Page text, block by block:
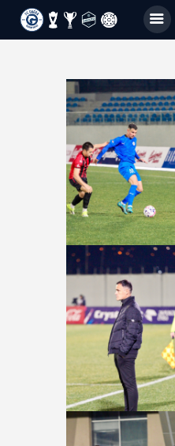
About Us
Teams
Academy
Shop
Membership
Gallery